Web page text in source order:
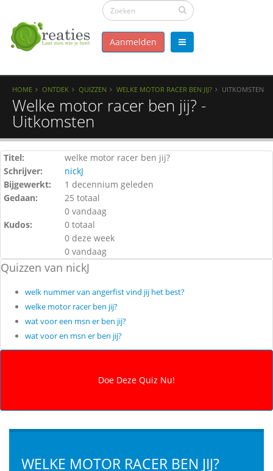
Aanmelden
HOME ONTDEK QUIZZEN WELKE MOTOR RACER BEN JIJ? UITKOMSTEN
Welke motor racer ben jij? -
Uitkomsten
Titel:
welke motor racer ben jij?
Schrijver:
nickJ
Bijgewerkt:
1 decennium geleden
Gedaan:
25 totaal
0 vandaag
Kudos:
0 totaal
0 deze week
0 vandaag
Quizzen van nickJ
welk nummer van angerfist vind jij het best?
welke motor racer ben jij?
wat voor een msn er ben jij?
wat voor en msn er ben jij?
WELKE MOTOR RACER BEN JIJ?